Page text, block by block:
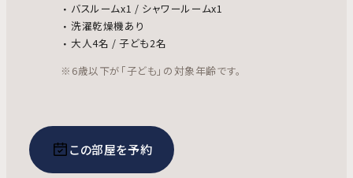
バスルームx1 / シャワールームx1
洗濯乾燥機あり
大人4名 / 子ども2名
※6歳以下が「子ども」の対象年齢です。
この部屋を予約